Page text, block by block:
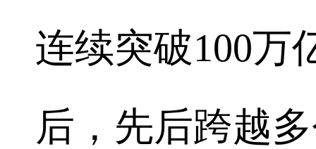
连续突破100万
后，先后跨越